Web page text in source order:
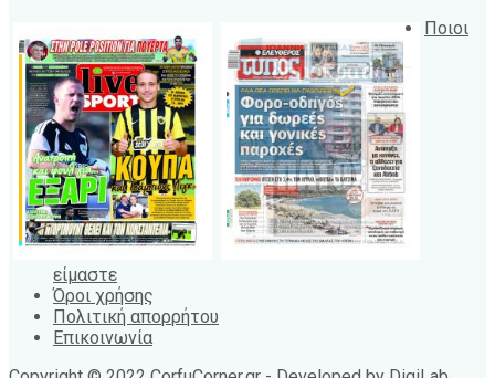
Ποιοι
είμαστε
Όροι χρήσης
Πολιτική απορρήτου
Επικοινωνία